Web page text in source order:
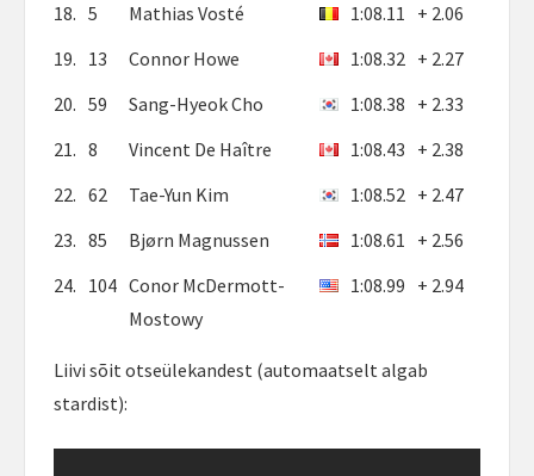
18. 5 Mathias Vosté 1:08.11 + 2.06
19. 13 Connor Howe 1:08.32 + 2.27
20. 59 Sang-Hyeok Cho 1:08.38 + 2.33
21. 8 Vincent De Haître 1:08.43 + 2.38
22. 62 Tae-Yun Kim 1:08.52 + 2.47
23. 85 Bjørn Magnussen 1:08.61 + 2.56
24. 104 Conor McDermott-
Mostowy
1:08.99 + 2.94
Liivi sõit otseülekandest (automaatselt algab
stardist):